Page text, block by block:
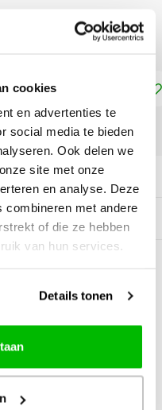
cookies
en advertenties te
social media te bieden
Ook delen we
site met onze
en analyse. Deze
combineren met andere
of die ze hebben
van hun services.
Details tonen
winkelwagen